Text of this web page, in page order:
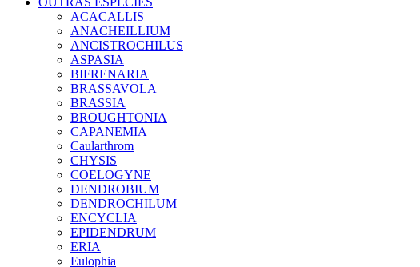
ACACALLIS
ANACHEILLIUM
ANCISTROCHILUS
ASPASIA
BIFRENARIA
BRASSAVOLA
BRASSIA
BROUGHTONIA
CAPANEMIA
Caularthrom
CHYSIS
COELOGYNE
DENDROBIUM
DENDROCHILUM
ENCYCLIA
EPIDENDRUM
ERIA
Eulophia